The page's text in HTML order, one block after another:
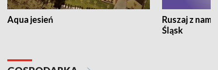
Aqua jesień
Ruszaj z
Śląsk